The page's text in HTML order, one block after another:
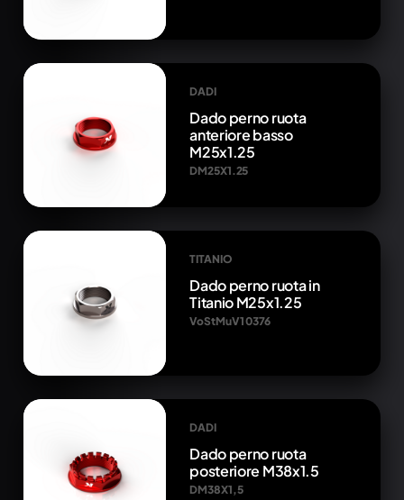
DADI
Dado perno ruota
anteriore basso
M25x1.25
DM25X1.25
TITANIO
Dado perno ruota in
Titanio M25x1.25
VoStMuV1 0376
DADI
Dado perno ruota
posteriore M38x1.5
DM38X1,5